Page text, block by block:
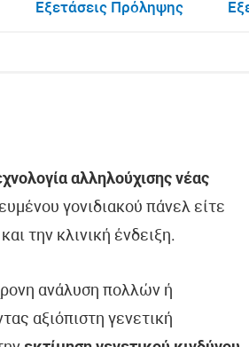
Εξετάσεις Πρόληψης
αλληλούχισης νέας
γονιδιακού πάνελ είτε
την κλινική ένδειξη.
ανάλυση πολλών ή
αξιόπιστη γενετική